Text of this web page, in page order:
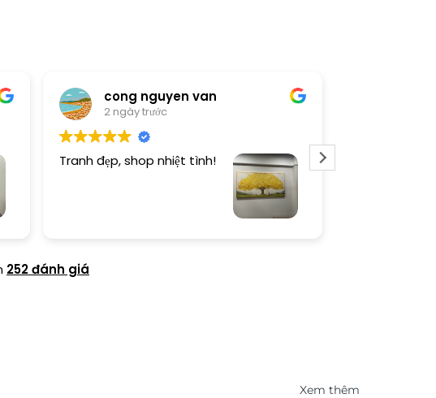
cong nguyen van
2 ngày trước
Tranh đẹp, shop nhiệt tình!
252 đánh giá
Xem thêm